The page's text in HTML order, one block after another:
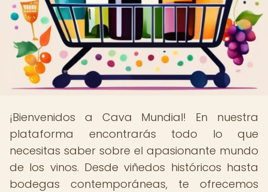
¡Bienvenidos a Cava Mundial! En nuestra
plataforma encontrarás todo lo que
necesitas saber sobre el apasionante mundo
de los vinos. Desde viñedos históricos hasta
bodegas contemporáneas, te ofrecemos